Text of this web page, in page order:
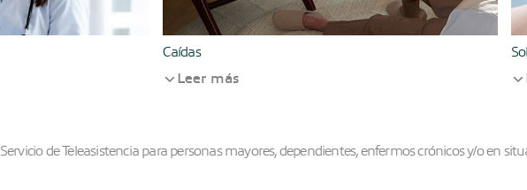
Caídas
Leer más
Servicio de Teleasistencia para personas mayores, dependientes, enfermos crónicos y/o en